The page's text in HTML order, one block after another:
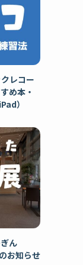
レコー
め本・
）
ん
お知らせ